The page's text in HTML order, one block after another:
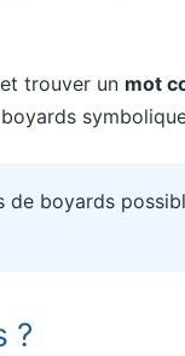
trouver un mot
boyards
?